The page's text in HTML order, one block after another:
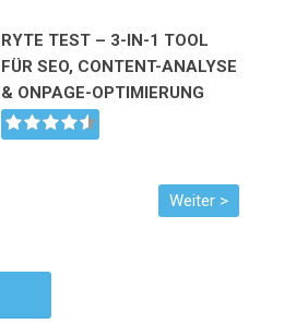
RYTE TEST – 3-IN-1 TOOL
FÜR SEO, CONTENT-ANALYSE
& ONPAGE-OPTIMIERUNG